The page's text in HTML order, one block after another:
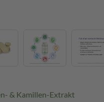
& Kamillen-Extrakt